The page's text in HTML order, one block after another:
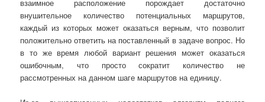
взаимное расположение порождает достаточно
внушительное количество потенциальных маршрутов,
каждый из которых может оказаться верным, что позволит
положительно ответить на поставленный в задаче вопрос. Но
в то же время любой вариант решения может оказаться
ошибочным, что просто сократит количество не
рассмотренных на данном шаге маршрутов на единицу.